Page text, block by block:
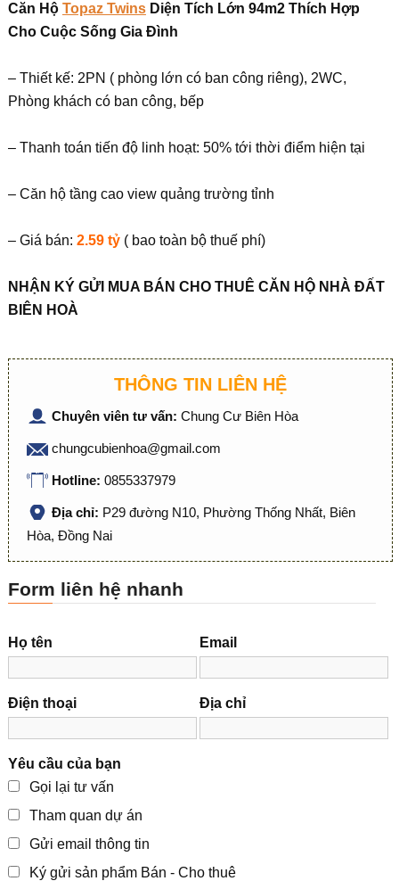
Căn Hộ Topaz TwinsDiện Tích Lớn 94m2 Thích Hợp
Cho Cuộc Sống Gia Đình
– Thiết kế: 2PN ( phòng lớn có ban công riêng), 2WC,
Phòng khách có ban công, bếp
– Thanh toán tiến độ linh hoạt: 50% tới thời điểm hiện tại
– Căn hộ tầng cao view quảng trường tỉnh
– Giá bán: 2.59 tỷ( bao toàn bộ thuế phí)
NHẬN KÝ GỬI MUA BÁN CHO THUÊ CĂN HỘ NHÀ ĐẤT
BIÊN HOÀ
THÔNG TIN LIÊN HỆ
Chuyên viên tư vấn: Chung Cư Biên Hòa
chungcubienhoa@gmail.com
Hotline: 0855337979
Địa chỉ: P29 đường N10, Phường Thống Nhất, Biên
Hòa, Đồng Nai
Form liên hệ nhanh
Họ tên Email
Điện thoại Địa chỉ
Yêu cầu của bạn
Gọi lại tư vấn
Tham quan dự án
Gửi email thông tin
Ký gửi sản phẩm Bán - Cho thuê